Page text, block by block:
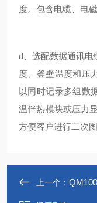
度。包含电缆、电
d、选配数据通讯电
度、釜壁温度和压
以同时记录多组数
温伴热模块或压力
方便客户进行二次图
上一个： QM100S多